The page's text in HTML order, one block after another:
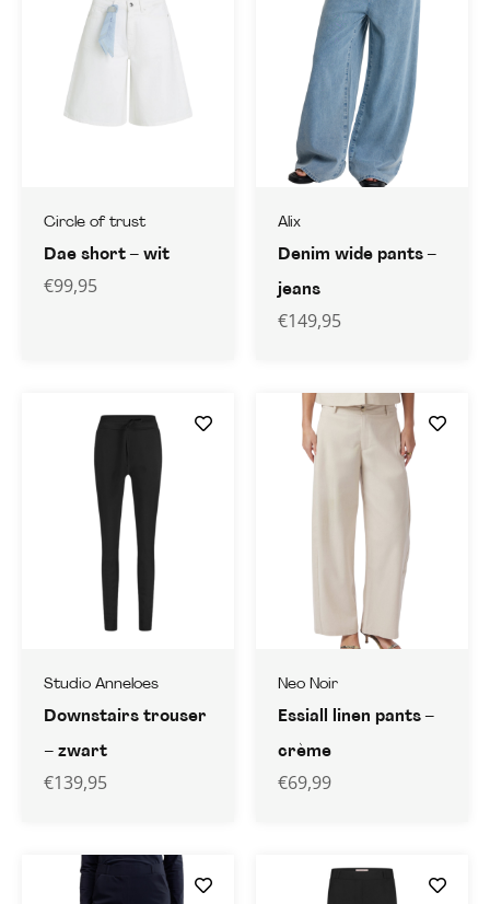
Circle of trust
Dae short – wit
€99,95
Alix
Denim wide pants –
jeans
€149,95
Studio Anneloes
Downstairs trouser
– zwart
€139,95
Neo Noir
Essiall linen pants –
crème
€69,99